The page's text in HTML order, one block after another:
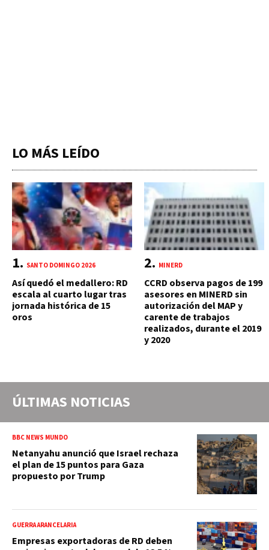
LO MÁS LEÍDO
SANTO DOMINGO 2026
Así quedó el medallero: RD
escala al cuarto lugar tras
jornada histórica de 15
oros
MINERD
CCRD observa pagos de 199
asesores en MINERD sin
autorización del MAP y
carente de trabajos
realizados, durante el 2019
y 2020
ÚLTIMAS NOTICIAS
BBC NEWS MUNDO
Netanyahu anunció que Israel rechaza
el plan de 15 puntos para Gaza
propuesto por Trump
GUERRA ARANCELARIA
Empresas exportadoras de RD deben